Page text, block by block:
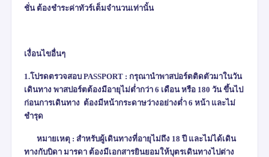
ชั่น ต้องชำระค่าทัวร์เต็มจำนวนเท่านั้น
เงื่อนไขอื่นๆ
1.โปรดตรวจสอบ PASSPORT : กรุณานำพาสปอร์ตติดตัวมาในวัน
เดินทาง พาสปอร์ตต้องมีอายุไม่ต่ำกว่า 6 เดือน หรือ 180 วัน ขึ้นไป
ก่อนการเดินทาง ต้องมีหน้ากระดาษว่างอย่างต่ำ 6 หน้า และไม่
ชำรุด
หมายเหตุ : สำหรับผู้เดินทางที่อายุไม่ถึง 18 ปี และไม่ได้เดิน
ทางกับบิดา มารดา ต้องมีเอกสารยินยอมให้บุตรเดินทางไปต่าง